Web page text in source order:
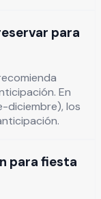
para
En
diciembre), los
para fiesta